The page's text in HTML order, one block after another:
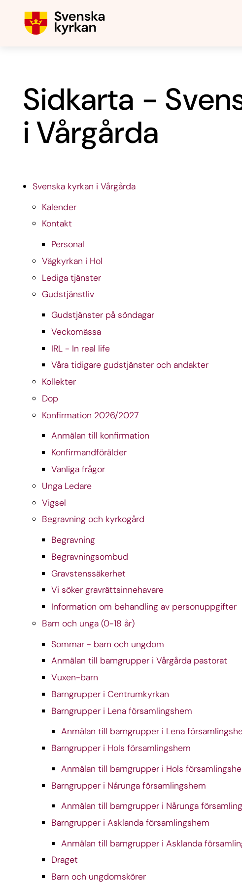
Sidkarta -
i Vårgårda
Svenska kyrkan i Vårgårda
Kalender
Kontakt
Personal
Vägkyrkan i Hol
Lediga tjänster
Gudstjänstliv
Gudstjänster på söndagar
Veckomässa
IRL - In real life
Våra tidigare gudstjänster och andakter
Kollekter
Dop
Konfirmation 2026/2027
Anmälan till konfirmation
Konfirmandförälder
Vanliga frågor
Unga Ledare
Vigsel
Begravning och kyrkogård
Begravning
Begravningsombud
Gravstenssäkerhet
Vi söker gravrättsinnehavare
Information om behandling av personuppgifter
Barn och unga (0-18 år)
Sommar - barn och ungdom
Anmälan till barngrupper i Vårgårda pastorat
Vuxen-barn
Barngrupper i Centrumkyrkan
Barngrupper i Lena församlingshem
Anmälan till barngrupper i Lena
Barngrupper i Hols församlingshem
Anmälan till barngrupper i Hols
Barngrupper i Nårunga församlingshem
Anmälan till barngrupper i Nårunga
Barngrupper i Asklanda församlingshem
Anmälan till barngrupper i Asklanda
Draget
Barn och ungdomskörer